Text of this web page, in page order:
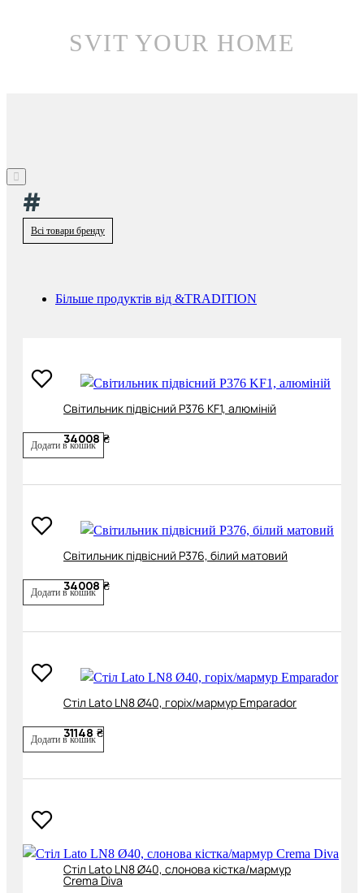
SVIT YOUR HOME
#
Всі товари бренду
Більше продуктів від &TRADITION
Cвітильник підвісний P376 KF1, алюміній
34008 ₴
Додати в кошик
Cвітильник підвісний P376, білий матовий
34008 ₴
Додати в кошик
Cтіл Lato LN8 Ø40, горіх/мармур Emparador
31148 ₴
Додати в кошик
Cтіл Lato LN8 Ø40, слонова кістка/мармур
Crema Diva